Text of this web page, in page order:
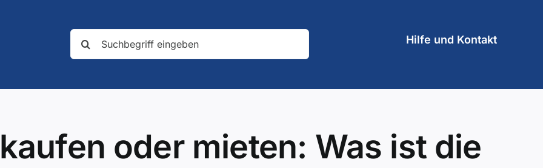
Suche
nach:
Hilfe und Kontakt
oder mieten: Was ist die